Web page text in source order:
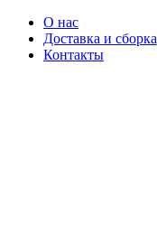
О нас
Доставка и сборка
Контакты